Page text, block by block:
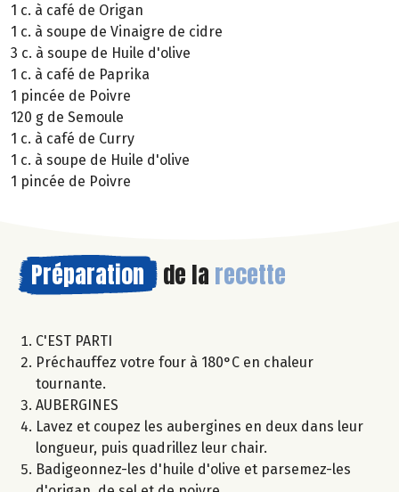
1 c. à café de Origan
1 c. à soupe de Vinaigre de cidre
3 c. à soupe de Huile d'olive
1 c. à café de Paprika
1 pincée de Poivre
120 g de Semoule
1 c. à café de Curry
1 c. à soupe de Huile d'olive
1 pincée de Poivre
Préparation de la recette
C'EST PARTI
Préchauffez votre four à 180°C en chaleur
tournante.
AUBERGINES
Lavez et coupez les aubergines en deux dans leur
longueur, puis quadrillez leur chair.
Badigeonnez-les d'huile d'olive et parsemez-les